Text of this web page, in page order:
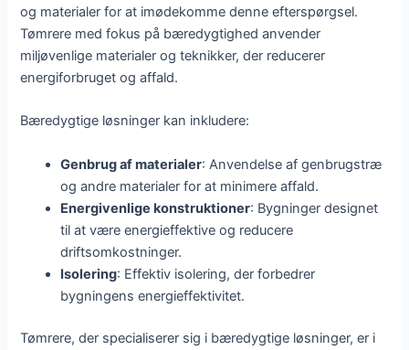
og materialer for at imødekomme denne efterspørgsel.
Tømrere med fokus på bæredygtighed anvender
miljøvenlige materialer og teknikker, der reducerer
energiforbruget og affald.
Bæredygtige løsninger kan inkludere:
Genbrug af materialer: Anvendelse af genbrugstræ
og andre materialer for at minimere affald.
Energivenlige konstruktioner: Bygninger designet
til at være energieffektive og reducere
driftsomkostninger.
Isolering: Effektiv isolering, der forbedrer
bygningens energieffektivitet.
Tømrere, der specialiserer sig i bæredygtige løsninger, er i